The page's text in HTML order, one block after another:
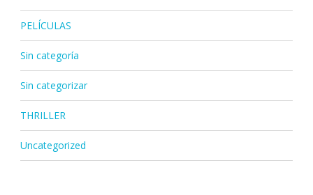
PELÍCULAS
Sin categoría
Sin categorizar
THRILLER
Uncategorized